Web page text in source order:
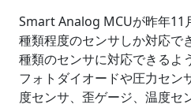
Smart Analog MCUが昨年11
種類程度のセンサしか対応で
種類のセンサに対応できるよ
フォトダイオードや圧力セン
度センサ、歪ゲージ、温度セ